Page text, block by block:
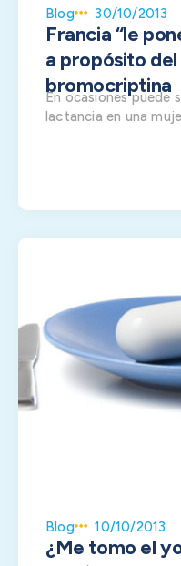
Blog 30/10/2013
Francia “le
a propósito del
bromocriptina
En ocasiones puede
lactancia en una
Blog 10/10/2013
¿Me tomo el